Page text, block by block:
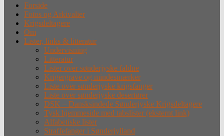
Forside
Fotos og Arkivalier
Krigsdeltagere
Om
Lister, links & litteratur
Undervisning
Litteratur
Lister over sønderjyske faldne
Krigergrave og mindesmærker
Liste over sønderjyske krigsfanger
Liste over sønderjyske desertører
DSK – Dansksindede Sønderjyske Krigsdeltagere
Tysk hjemmeside med tabslister (eksternt link)
Alfabetiske lister
Straffefanger i Sønderjylland